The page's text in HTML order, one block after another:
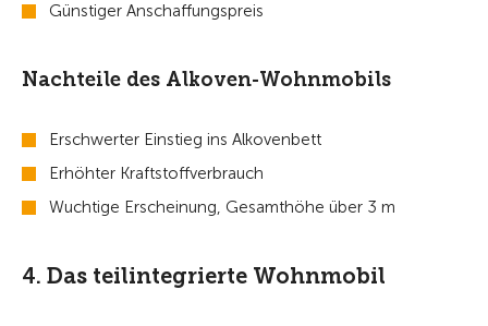
Günstiger Anschaffungspreis
Nachteile des Alkoven-Wohnmobils
Erschwerter Einstieg ins Alkovenbett
Erhöhter Kraftstoffverbrauch
Wuchtige Erscheinung, Gesamthöhe über 3 m
4. Das teilintegrierte Wohnmobil